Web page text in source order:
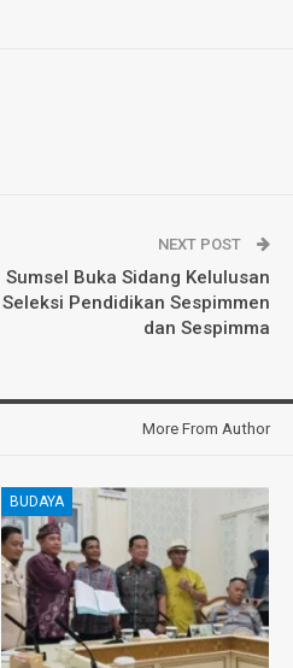
NEXT POST
Buka Sidang Kelulusan
Pendidikan Sespimmen
dan Sespimma
More From Author
BUDAYA